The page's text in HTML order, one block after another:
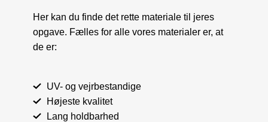
Her kan du finde det rette materiale til jeres
opgave. Fælles for alle vores materialer er, at
de er:
UV- og vejrbestandige
Højeste kvalitet
Lang holdbarhed